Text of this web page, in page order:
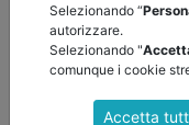
PNRR: NUOVE
Selezionando “
autorizzare.
Selezionando "
comunque i cookie
Accetta